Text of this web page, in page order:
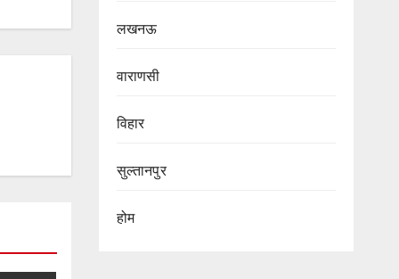
लखनऊ
वाराणसी
विहार
सुल्तानपुर
होम